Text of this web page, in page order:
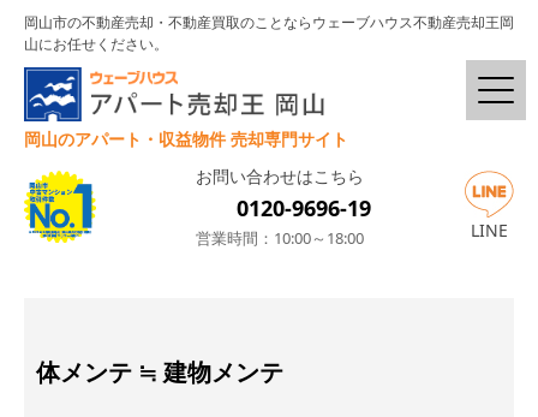
岡山市の不動産売却・不動産買取のことならウェーブハウス不動産売却王岡
山にお任せください。
岡山のアパート・収益物件 売却専門サイト
お問い合わせはこちら
0120-9696-19
営業時間：10:00～18:00 LINE
体メンテ ≒ 建物メンテ